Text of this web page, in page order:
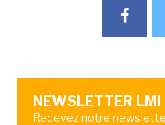
NEWSLETTER LMI
Recevez notre